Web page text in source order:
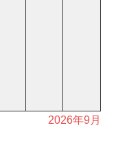
2026年9月